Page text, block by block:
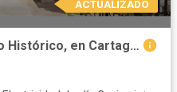
ACTUALIZADO
Se arrienda casa en Centro Histórico, en Cartagena